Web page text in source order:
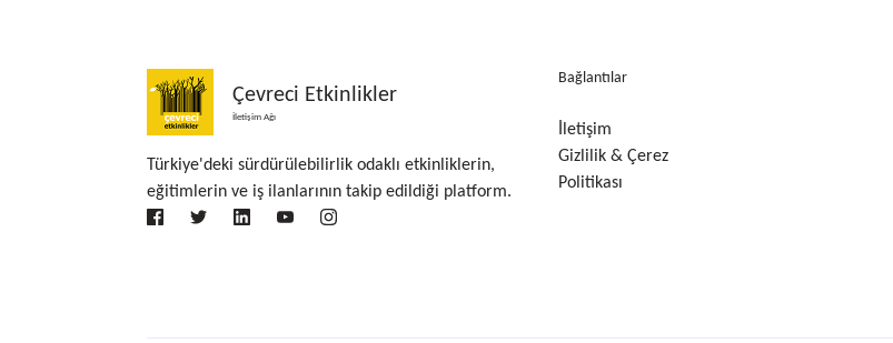
Çevreci Etkinlikler
İletişim Ağı
Türkiye'deki sürdürülebilirlik odaklı etkinliklerin,
eğitimlerin ve iş ilanlarının takip edildiği platform.
Bağlantılar
İletişim
Gizlilik & Çerez
Politikası